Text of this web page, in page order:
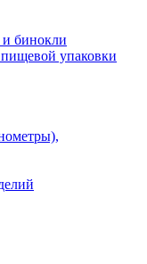
бинокли
пищевой упаковки